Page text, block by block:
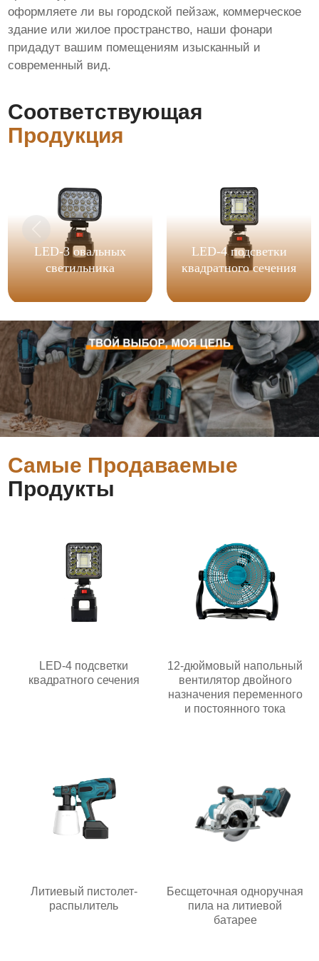
оформляете ли вы городской пейзаж, коммерческое
здание или жилое пространство, наши фонари
придадут вашим помещениям изысканный и
современный вид.
Соответствующая
Продукция
LED-3 овальных
светильника
LED-4 подсветки
квадратного сечения
Самые Продаваемые
Продукты
LED-4 подсветки
квадратного сечения
12-дюймовый напольный
вентилятор двойного
назначения переменного
и постоянного тока
Литиевый пистолет-
распылитель
Бесщеточная одноручная
пила на литиевой
батарее